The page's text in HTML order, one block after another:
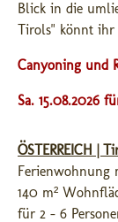
Blick in die
Tirols" könnt ihr
Canyoning und
Sa. 15.08.2026
ÖSTERREICH |
Ferienwohnung
140 m²
für 2 - 6